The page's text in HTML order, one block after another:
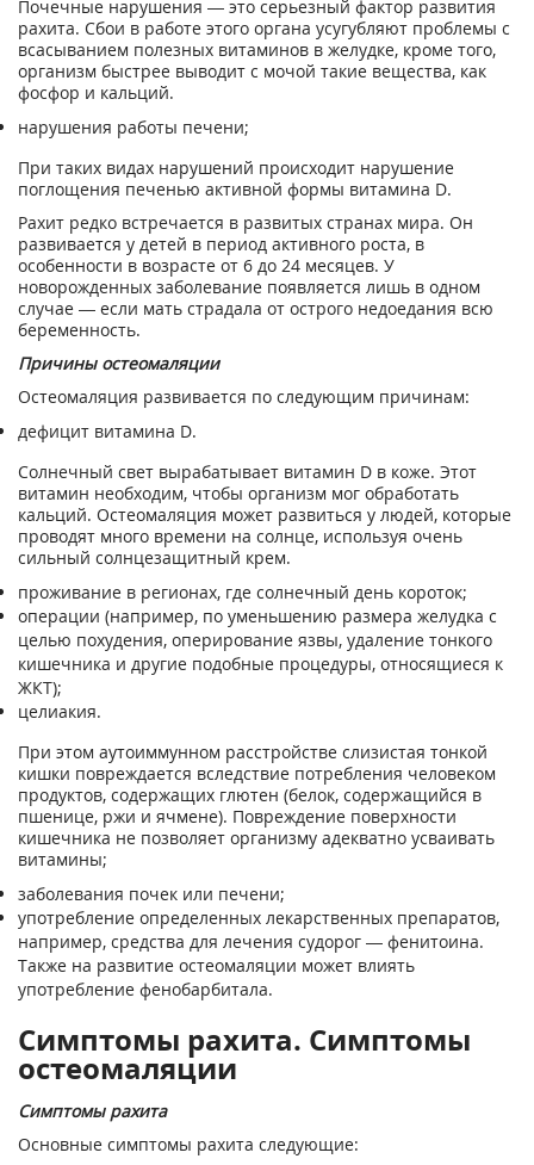
Почечные нарушения — это серьезный фактор развития
рахита. Сбои в работе этого органа усугубляют проблемы с
всасыванием полезных витаминов в желудке, кроме того,
организм быстрее выводит с мочой такие вещества, как
фосфор и кальций.
нарушения работы печени;
При таких видах нарушений происходит нарушение
поглощения печенью активной формы витамина D.
Рахит редко встречается в развитых странах мира. Он
развивается у детей в период активного роста, в
особенности в возрасте от 6 до 24 месяцев. У
новорожденных заболевание появляется лишь в одном
случае — если мать страдала от острого недоедания всю
беременность.
Причины остеомаляции
Остеомаляция развивается по следующим причинам:
дефицит витамина D.
Солнечный свет вырабатывает витамин D в коже. Этот
витамин необходим, чтобы организм мог обработать
кальций. Остеомаляция может развиться у людей, которые
проводят много времени на солнце, используя очень
сильный солнцезащитный крем.
проживание в регионах, где солнечный день короток;
операции (например, по уменьшению размера желудка с
целью похудения, оперирование язвы, удаление тонкого
кишечника и другие подобные процедуры, относящиеся к
ЖКТ);
целиакия.
При этом аутоиммунном расстройстве слизистая тонкой
кишки повреждается вследствие потребления человеком
продуктов, содержащих глютен (белок, содержащийся в
пшенице, ржи и ячмене). Повреждение поверхности
кишечника не позволяет организму адекватно усваивать
витамины;
заболевания почек или печени;
употребление определенных лекарственных препаратов,
например, средства для лечения судорог — фенитоина.
Также на развитие остеомаляции может влиять
употребление фенобарбитала.
Симптомы рахита. Симптомы
остеомаляции
Симптомы рахита
Основные симптомы рахита следующие: